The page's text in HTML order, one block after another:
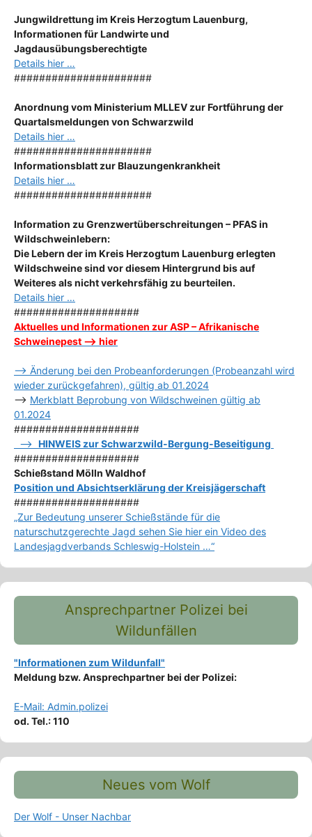
Jungwildrettung im Kreis Herzogtum Lauenburg,
Informationen für Landwirte und
Jagdausübungsberechtigte
Details hier …
######################
Anordnung vom Ministerium MLLEV zur Fortführung der
Quartalsmeldungen von Schwarzwild
Details hier …
######################
Informationsblatt zur Blauzungenkrankheit
Details hier …
######################
Information zu Grenzwertüberschreitungen – PFAS in
Wildschweinlebern:
Die Lebern der im Kreis Herzogtum Lauenburg erlegten
Wildschweine sind vor diesem Hintergrund bis auf
Weiteres als nicht verkehrsfähig zu beurteilen.
Details hier …
####################
Aktuelles und Informationen zur ASP – Afrikanische
Schweinepest –> hier
–> Änderung bei den Probeanforderungen (Probeanzahl wird
wieder zurückgefahren), gültig ab 01.2024
–> Merkblatt Beprobung von Wildschweinen gültig ab
01.2024
####################
–> HINWEIS zur Schwarzwild-Bergung-Beseitigung
####################
Schießstand Mölln Waldhof
Position und Absichtserklärung der Kreisjägerschaft
####################
„Zur Bedeutung unserer Schießstände für die
naturschutzgerechte Jagd sehen Sie hier ein Video des
Landesjagdverbands Schleswig-Holstein …“
Ansprechpartner Polizei bei
Wildunfällen
"Informationen zum Wildunfall"
Meldung bzw. Ansprechpartner bei der Polizei:
E-Mail: Admin.polizei
od. Tel.: 110
Neues vom Wolf
Der Wolf - Unser Nachbar